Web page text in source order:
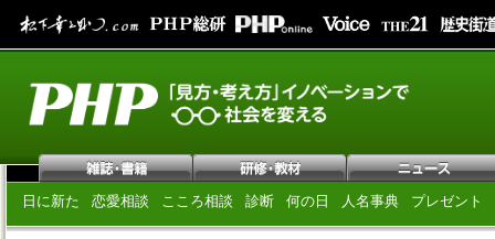
日に新た 恋愛相談 こころ相談 診断 何の日 人名事典 プレゼント